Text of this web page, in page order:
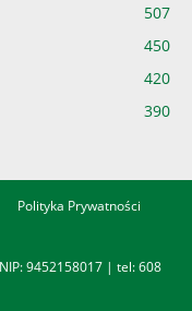
507
450
420
390
Polityka Prywatności
9452158017 | tel:608